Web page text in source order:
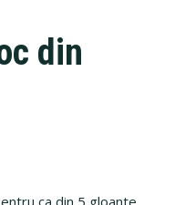
din
ca din 5 gloante